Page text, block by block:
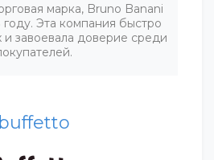
марка, Bruno Banani
году. Эта компания быстро
и завоевала доверие среди
buffetto